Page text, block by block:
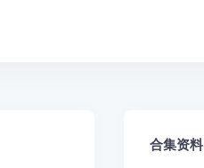
合集资料